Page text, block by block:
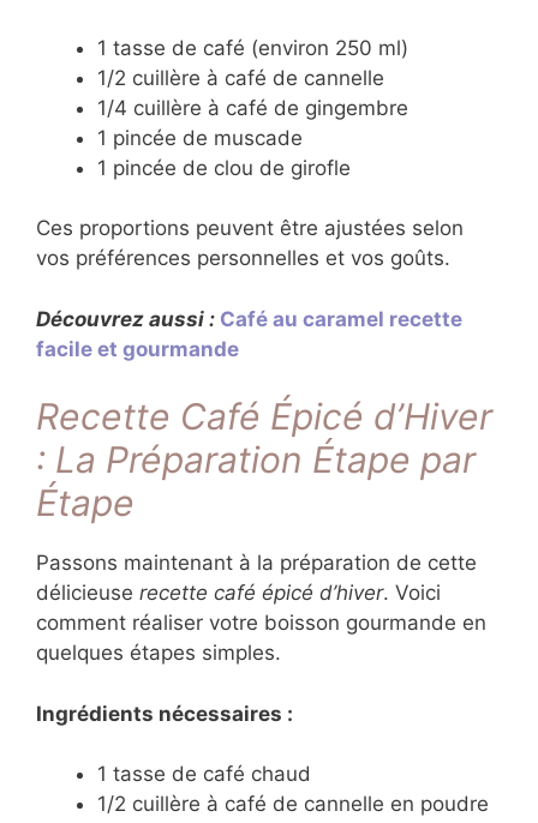
1 tasse de café (environ 250 ml)
1/2 cuillère à café de cannelle
1/4 cuillère à café de gingembre
1 pincée de muscade
1 pincée de clou de girofle
Ces proportions peuvent être ajustées selon
vos préférences personnelles et vos goûts.
Découvrez aussi : Café au caramel recette
facile et gourmande
Recette Café Épicé d’Hiver
: La Préparation Étape par
Étape
Passons maintenant à la préparation de cette
délicieuse recette café épicé d’hiver. Voici
comment réaliser votre boisson gourmande en
quelques étapes simples.
Ingrédients nécessaires :
1 tasse de café chaud
1/2 cuillère à café de cannelle en poudre